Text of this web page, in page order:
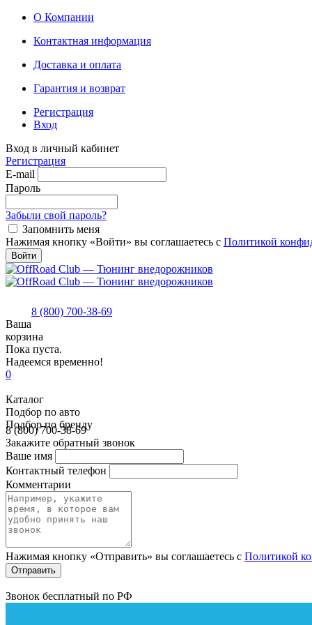
О Компании
Контактная информация
Доставка и оплата
Гарантия и возврат
Регистрация
Вход
Вход в личный кабинет
Регистрация
E-mail
Пароль
Забыли свой пароль?
Запомнить меня
Нажимая кнопку «Войти» вы соглашаетесь с Политикой
Войти
8 (800) 700-38-69
Ваша
корзина
Пока пуста.
Надеемся временно!
0
Каталог
Подбор по авто
Подбор по бренду
8 (800) 700-38-69
Закажите обратный звонок
Ваше имя
Контактный телефон
Комментарии
Нажимая кнопку «Отправить» вы соглашаетесь с Политикой
Звонок бесплатный по РФ